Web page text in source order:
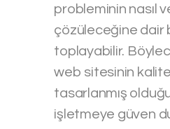
probleminin nasıl
çözüleceğine dair
toplayabilir.
web sitesinin
tasarlanmış
işletmeye güven